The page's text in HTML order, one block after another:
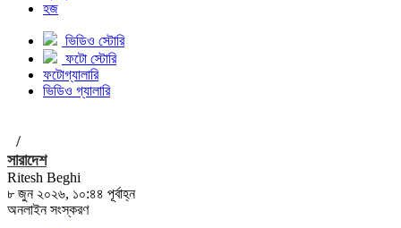
হজ
ভিডিও স্টোরি
ফটো স্টোরি
ফটোগ্যালারি
ভিডিও গ্যালারি
/
সারাদেশ
Ritesh Beghi
৮ জুন ২০২৬, ১০:৪৪ পূর্বাহ্ন
অনলাইন সংস্করণ